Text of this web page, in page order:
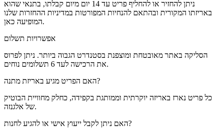
ניתן להחזיר או להחליף פריט עד 14 יום מיום קבלתו, בתנאי שהוא
באריזתו המקורית ובהתאם להנחיות המפורטות במדיניות ההחזרות שלנו
המופיעה כאן.
אפשרויות תשלום
הסליקה באתר מאובטחת ומוצפנת בסטנדרט הגבוה ביותר. ניתן לפרוס
את הרכישה לעד 6 תשלומים נוחים.
האם הפריט מגיע באריזת מתנה?
כל פריט נארז באריזה יוקרתית וממותגת בקפידה, כחלק מחוויית הבוטיק
של אלגנזה.
האם ניתן לקבל ייעוץ אישי או להגיע לחנות?